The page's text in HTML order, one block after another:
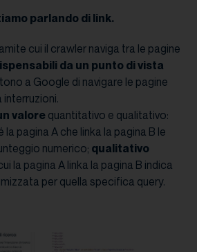
parlando di link.
cui il crawler naviga tra le pagine
da un punto di vista
a Google di navigare le pagine
valore quantitativo e qualitativo:
la pagina A che linka la pagina B le
numerico; qualitativo
la pagina A linka la pagina B indica
per quella specifica query.